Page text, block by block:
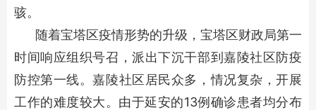
骇。
随着宝塔区疫情形势的升级，宝塔区财政局第一
时间响应组织号召，派出下沉干部到嘉陵社区防疫
防控第一线。嘉陵社区居民众多，情况复杂，开展
工作的难度较大。由于延安的13例确诊患者均分布